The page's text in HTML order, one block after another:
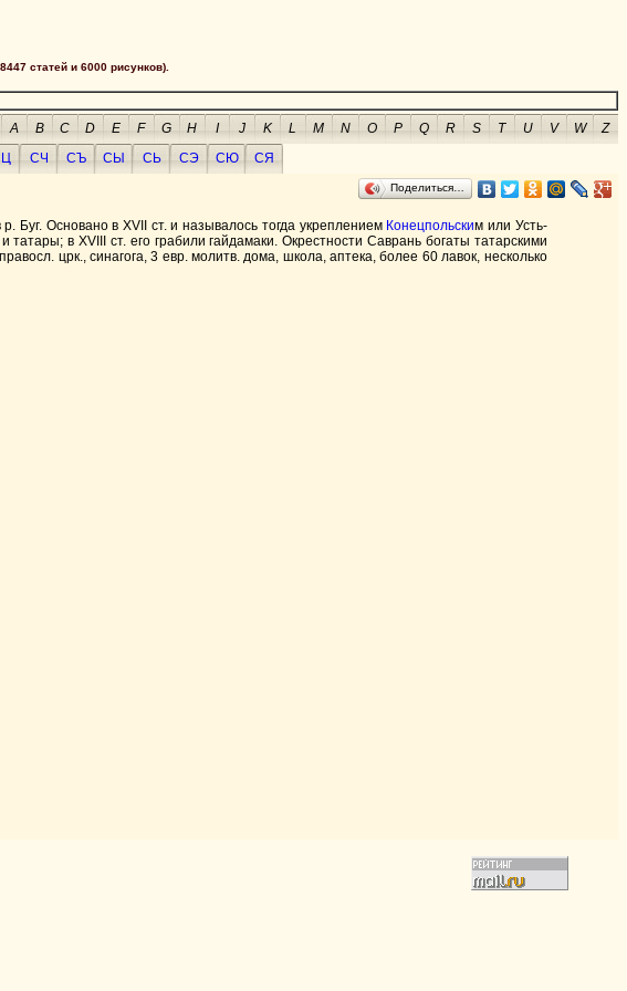
статей и 6000 рисунков).
A B C D E F G H I J K L M N O P Q R S T U V W
Z
СЧ СЪ СЫ СЬ СЭ СЮ
СЯ
Поделиться…
Буг. Основано в XVII ст. и называлось тогда укреплением Конецпольским или Усть-
в XVIII ст. его грабили гайдамаки. Окрестности Саврань богаты татарскими
црк., синагога, 3 евр. молитв. дома, школа, аптека, более 60 лавок, несколько